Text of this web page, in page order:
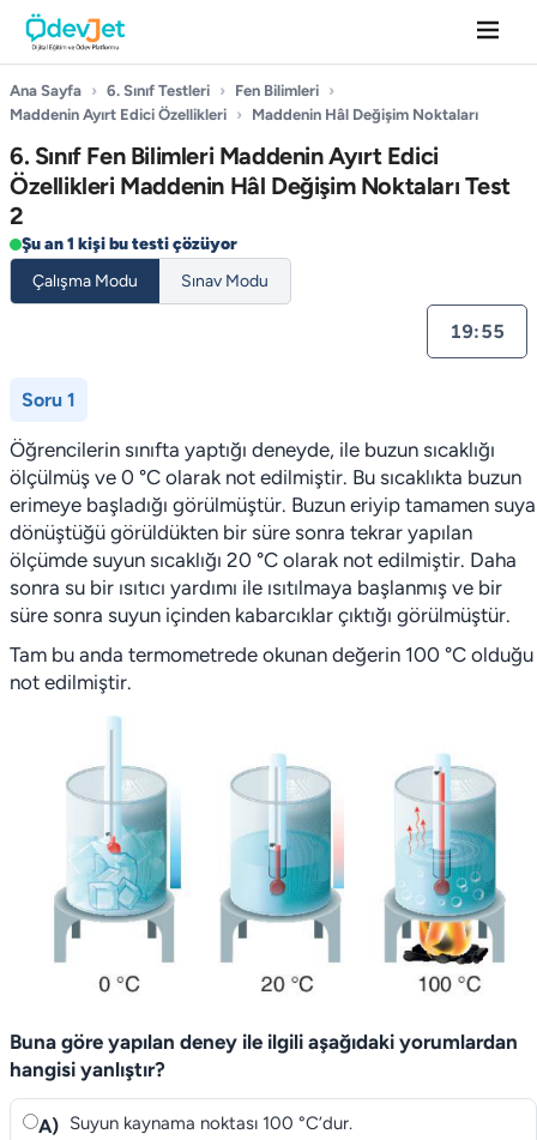
Ana Sayfa › 6. Sınıf Testleri › Fen Bilimleri ›
Maddenin Ayırt Edici Özellikleri › Maddenin Hâl Değişim Noktaları
6. Sınıf Fen Bilimleri Maddenin Ayırt Edici
Özellikleri Maddenin Hâl Değişim Noktaları Test
2
Şu an 1 kişi bu testi çözüyor
Çalışma Modu
Sınav Modu
19:55
Soru 1
Öğrencilerin sınıfta yaptığı deneyde, ile buzun sıcaklığı
ölçülmüş ve 0 °C olarak not edilmiştir. Bu sıcaklıkta buzun
erimeye başladığı görülmüştür. Buzun eriyip tamamen suya
dönüştüğü görüldükten bir süre sonra tekrar yapılan
ölçümde suyun sıcaklığı 20 °C olarak not edilmiştir. Daha
sonra su bir ısıtıcı yardımı ile ısıtılmaya başlanmış ve bir
süre sonra suyun içinden kabarcıklar çıktığı görülmüştür.
Tam bu anda termometrede okunan değerin 100 °C olduğu
not edilmiştir.
Buna göre yapılan deney ile ilgili aşağıdaki yorumlardan
hangisi yanlıştır?
A) Suyun kaynama noktası 100 °C’dur.